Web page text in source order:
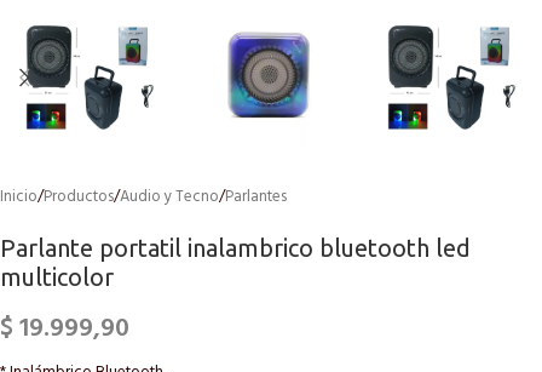
Inicio/Productos/Audio y Tecno/Parlantes
Parlante portatil inalambrico bluetooth led
multicolor
$19.999,90